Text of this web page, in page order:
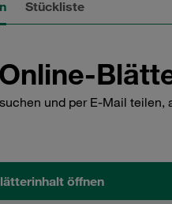
Stückliste
und per E-Mail teilen,
öffnen